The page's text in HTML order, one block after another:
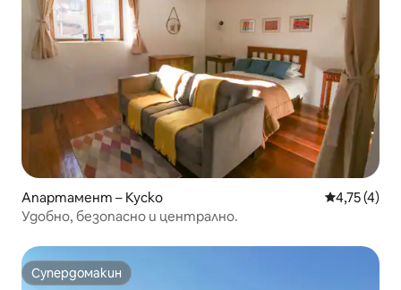
Апартамент – Куско Средна
4,75 (4)
Удобно, безопасно и централно.
Супердомакин
Супердомакин